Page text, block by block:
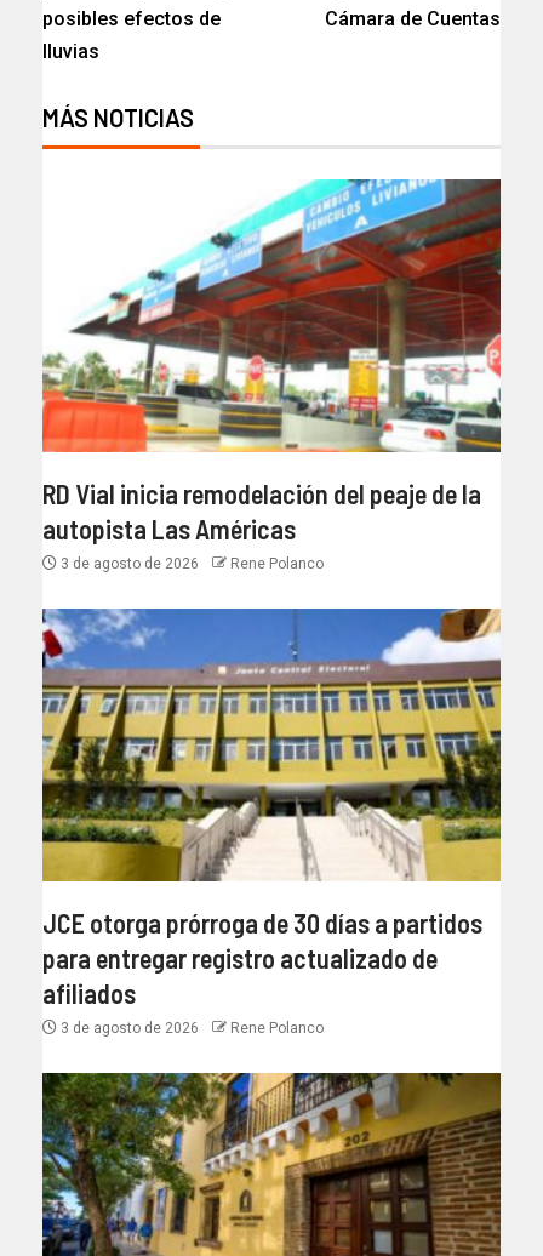
posibles efectos de
lluvias
Cámara de Cuentas
MÁS NOTICIAS
RD Vial inicia remodelación del peaje de la
autopista Las Américas
3 de agosto de 2026 Rene Polanco
JCE otorga prórroga de 30 días a partidos
para entregar registro actualizado de
afiliados
3 de agosto de 2026 Rene Polanco